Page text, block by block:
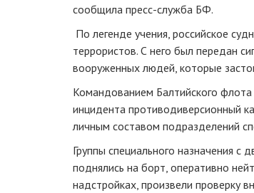
сообщила пресс-служба БФ.
По легенде учения, российское
террористов. С него был передан
вооруженных людей, которые
Командованием Балтийского
инцидента противодиверсионный
личным составом подразделений
Группы специального назначения с
поднялись на борт, оперативно
надстройках, произвели проверку